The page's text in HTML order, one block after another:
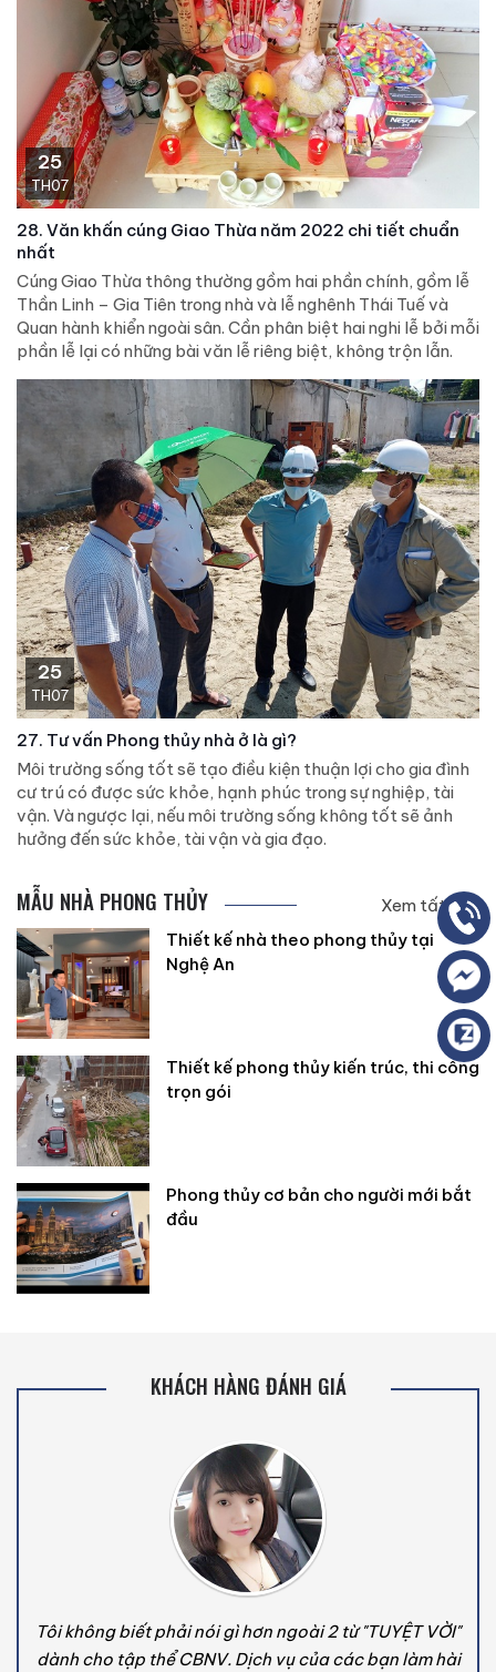
25
TH07
28. Văn khấn cúng Giao Thừa năm 2022 chi tiết chuẩn
nhất
Cúng Giao Thừa thông thường gồm hai phần chính, gồm lễ
Thần Linh – Gia Tiên trong nhà và lễ nghênh Thái Tuế và
Quan hành khiển ngoài sân. Cần phân biệt hai nghi lễ bởi mỗi
phần lễ lại có những bài văn lễ riêng biệt, không trộn lẫn.
25
TH07
27. Tư vấn Phong thủy nhà ở là gì?
Môi trường sống tốt sẽ tạo điều kiện thuận lợi cho gia đình
cư trú có được sức khỏe, hạnh phúc trong sự nghiệp, tài
vận. Và ngược lại, nếu môi trường sống không tốt sẽ ảnh
hưởng đến sức khỏe, tài vận và gia đạo.
MẪU NHÀ PHONG THỦY
Xem tất cả
Thiết kế nhà theo phong thủy tại
Nghệ An
Thiết kế phong thủy kiến trúc, thi công
trọn gói
Phong thủy cơ bản cho người mới bắt
đầu
KHÁCH HÀNG ĐÁNH GIÁ
Tôi không biết phải nói gì hơn ngoài 2 từ "TUYỆT VỜI"
dành cho tập thể CBNV. Dịch vụ của các bạn làm hài